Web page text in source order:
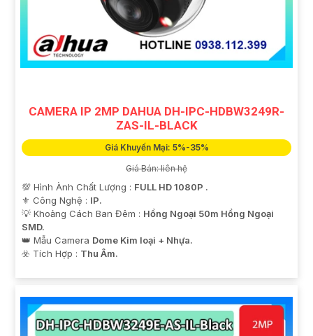
CAMERA IP 2MP DAHUA DH-IPC-HDBW3249R-
ZAS-IL-BLACK
Giá Khuyến Mại: 5%-35%
Giá Bán: liên hệ
💯 Hình Ành Chất Lượng : FULL HD 1080P .
⚜️ Công Nghệ : IP.
💡 Khoảng Cách Ban Đêm : Hồng Ngoại 50m Hồng Ngoại
SMD.
👑 Mẫu Camera Dome Kim loại + Nhựa.
️☣️ Tích Hợp : Thu Âm.